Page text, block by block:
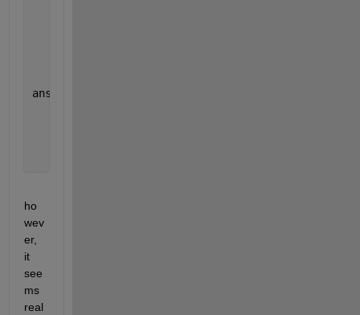
ans(:,:,2) =
ho
wev
er,
it
see
ms
real